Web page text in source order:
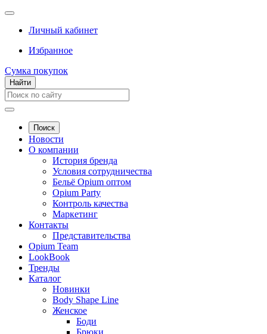
Личный кабинет
Избранное
Сумка покупок
Найти
Поиск
Новости
О компании
История бренда
Условия сотрудничества
Бельё Opium оптом
Opium Party
Контроль качества
Маркетинг
Контакты
Представительства
Opium Team
LookBook
Тренды
Каталог
Новинки
Body Shape Line
Женское
Боди
Брюки